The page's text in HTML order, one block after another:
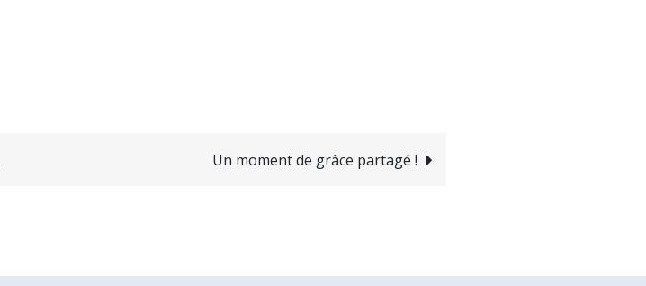
Un moment de grâce partagé !